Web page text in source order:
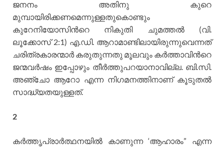
ജനനം അതിനു കുറെ
മുമ്പായിരിക്കണമെന്നുള്ളതുകൊണ്ടും
കുറേനിയോസിന്‍റെ നികുതി ചുമത്തല്‍ (വി.
ലൂക്കോസ് 2:1) എ.ഡി. ആറാമാണ്ടിലായിരുന്നുവെന്നത്
ചരിത്രകാരന്മാര്‍ കരുതുന്നതു മൂലവും കര്‍ത്താവിന്‍റെ
ജന്മവര്‍ഷം ഇപ്പോഴും തീര്‍ത്തുപറയാനാവില്ല. ബി.സി.
അഞ്ചോ ആറോ എന്ന നിഗമനത്തിനാണ് കൂടുതല്‍
സാദ്ധ്യതയുള്ളത്.
2
കര്‍ത്തൃപ്രാര്‍ത്ഥനയില്‍ കാണുന്ന ‘ആഹാരം” എന്ന